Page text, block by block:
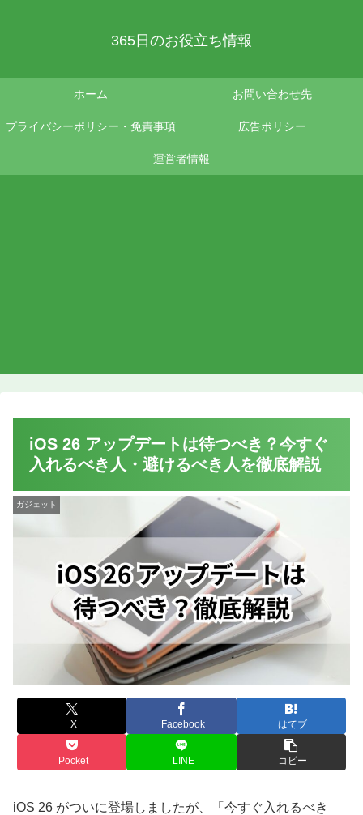
365日のお役立ち情報
ホーム お問い合わせ先
プライバシーポリシー・免責事項 広告ポリシー
運営者情報
iOS 26 アップデートは待つべき？今すぐ
入れるべき人・避けるべき人を徹底解説
ガジェット
X Facebook はてブ
Pocket LINE コピー
iOS 26 がついに登場しましたが、「今すぐ入れるべき